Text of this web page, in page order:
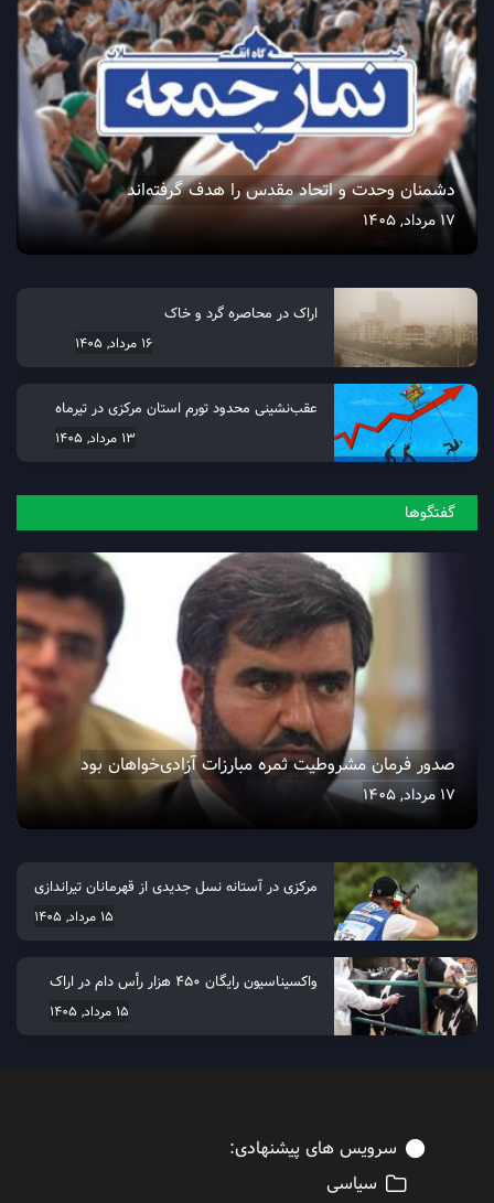
دشمنان وحدت و اتحاد مقدس را هدف گرفته‌اند
17 مرداد, 1405
اراک در محاصره گرد و خاک
16 مرداد, 1405
عقب‌نشینی محدود تورم استان مرکزی در تیرماه
13 مرداد, 1405
گفتگو‌ها
صدور فرمان مشروطیت ثمره مبارزات آزادی‌خواهان بود
17 مرداد, 1405
مرکزی در آستانه نسل جدیدی از قهرمانان تیراندازی
15 مرداد, 1405
واکسیناسیون رایگان ۴۵۰ هزار رأس دام در اراک
15 مرداد, 1405
سرویس های پیشنهادی:
سیاسی